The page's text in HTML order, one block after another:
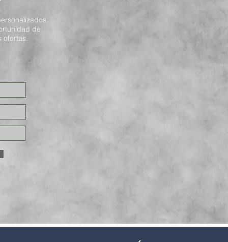
de
ofertas.